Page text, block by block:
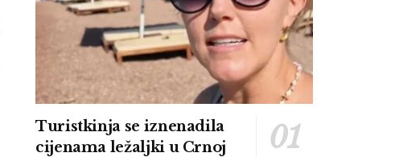
Turistkinja se iznenadila
cijenama ležaljki u Crnoj